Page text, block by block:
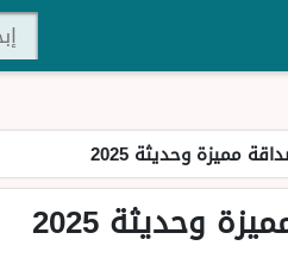
مميزة وحديثة 2025
وحديثة 2025